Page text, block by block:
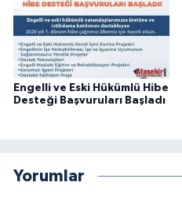
Engelli ve Eski Hükümlü Hibe
Desteği Başvuruları Başladı
Yorumlar